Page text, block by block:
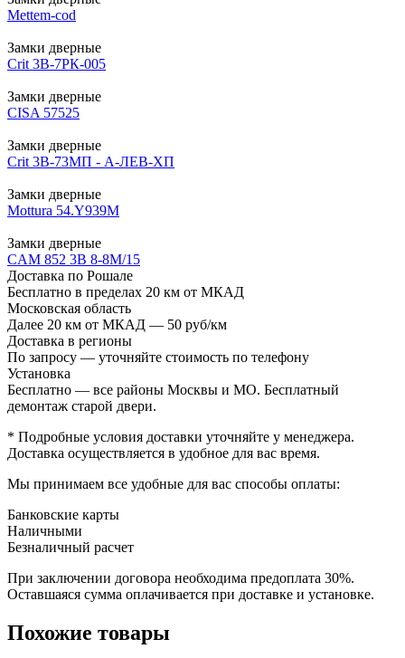
Mettem-cod
Замки дверные
Crit 3B-7РК-005
Замки дверные
CISA 57525
Замки дверные
Crit 3В-73МП - А-ЛЕВ-ХП
Замки дверные
Mottura 54.Y939M
Замки дверные
CAM 852 3В 8-8М/15
Доставка по Рошале
Бесплатно в пределах 20 км от МКАД
Московская область
Далее 20 км от МКАД — 50 руб/км
Доставка в регионы
По запросу — уточняйте стоимость по телефону
Установка
Бесплатно — все районы Москвы и МО. Бесплатный
демонтаж старой двери.
* Подробные условия доставки уточняйте у менеджера.
Доставка осуществляется в удобное для вас время.
Мы принимаем все удобные для вас способы оплаты:
Банковские карты
Наличными
Безналичный расчет
При заключении договора необходима предоплата 30%.
Оставшаяся сумма оплачивается при доставке и установке.
Похожие товары